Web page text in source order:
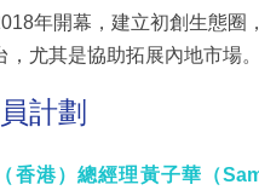
年開幕，建立初創生態圈
尤其是協助拓展內地市場。
計劃
香港）總經理黃子華（